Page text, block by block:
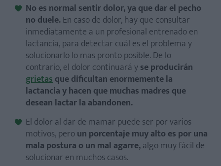
No es normal sentir dolor, ya que dar el pecho
no duele.En caso de dolor, hay que consultar
inmediatamente a un profesional entrenado en
lactancia, para detectar cuál es el problema y
solucionarlo lo mas pronto posible. De lo
contrario, el dolor continuará yse producirán
grietasque dificultan enormemente la
lactancia y hacen que muchas madres que
desean lactar la abandonen.
El dolor al dar de mamar puede ser por varios
motivos, peroun porcentaje muy alto es por una
mala postura o un mal agarre,algo muy fácil de
solucionar en muchos casos.